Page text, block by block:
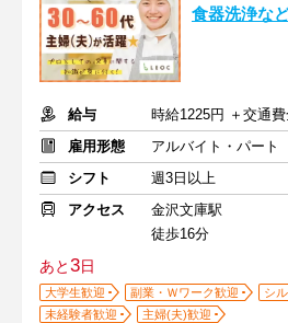
食器洗浄な
給与
時給1225円 ＋交通
雇用形態
アルバイト・パート
シフト
週3日以上
アクセス
金沢文庫駅
徒歩16分
あと3日
大学生歓迎 副業・Ｗワーク歓迎
シ
未経験者歓迎
主婦(夫)歓迎